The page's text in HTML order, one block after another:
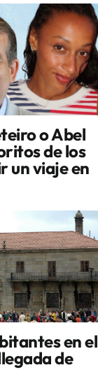
o Abel
de los
un viaje en
en el
de